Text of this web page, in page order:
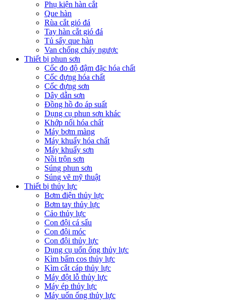
Phụ kiện hàn cắt
Que hàn
Rùa cắt gió đá
Tay hàn cắt gió đá
Tủ sấy que hàn
Van chống cháy ngược
Thiết bị phun sơn
Cốc đo độ đậm đặc hóa chất
Cốc đựng hóa chất
Cốc đựng sơn
Dây dẫn sơn
Đồng hồ đo áp suất
Dụng cụ phun sơn khác
Khớp nối hóa chất
Máy bơm màng
Máy khuấy hóa chất
Máy khuấy sơn
Nồi trộn sơn
Súng phun sơn
Súng vẽ mỹ thuật
Thiết bị thủy lực
Bơm điện thủy lực
Bơm tay thủy lực
Cảo thủy lực
Con đội cá sấu
Con đội móc
Con đội thủy lực
Dụng cụ uốn ống thủy lực
Kìm bấm cos thủy lực
Kìm cắt cáp thủy lực
Máy đột lỗ thủy lực
Máy ép thủy lực
Máy uốn ống thủy lực